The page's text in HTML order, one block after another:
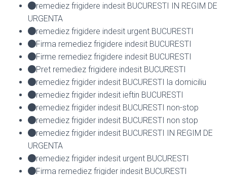
remediez frigidere indesit BUCURESTI IN REGIM DE
URGENTA
remediez frigidere indesit urgent BUCURESTI
Firma remediez frigidere indesit BUCURESTI
Firme remediez frigidere indesit BUCURESTI
Pret remediez frigidere indesit BUCURESTI
remediez frigider indesit BUCURESTI la domiciliu
remediez frigider indesit ieftin BUCURESTI
remediez frigider indesit BUCURESTI non-stop
remediez frigider indesit BUCURESTI non stop
remediez frigider indesit BUCURESTI IN REGIM DE
URGENTA
remediez frigider indesit urgent BUCURESTI
Firma remediez frigider indesit BUCURESTI